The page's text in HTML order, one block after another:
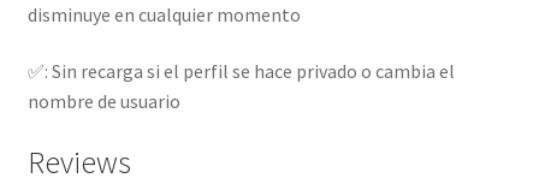
disminuye en cualquier momento
✅: Sin recarga si el perfil se hace privado o cambia el
nombre de usuario
Reviews